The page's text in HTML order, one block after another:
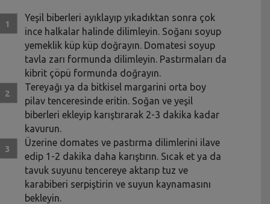
Yeşil biberleri ayıklayıp yıkadıktan sonra çok
ince halkalar halinde dilimleyin. Soğanı soyup
yemeklik küp küp doğrayın. Domatesi soyup
tavla zarı formunda dilimleyin. Pastırmaları da
kibrit çöpü formunda doğrayın.
Tereyağı ya da bitkisel margarini orta boy
pilav tenceresinde eritin. Soğan ve yeşil
biberleri ekleyip karıştırarak 2-3 dakika kadar
kavurun.
Üzerine domates ve pastırma dilimlerini ilave
edip 1-2 dakika daha karıştırın. Sıcak et ya da
tavuk suyunu tencereye aktarıp tuz ve
karabiberi serpiştirin ve suyun kaynamasını
bekleyin.